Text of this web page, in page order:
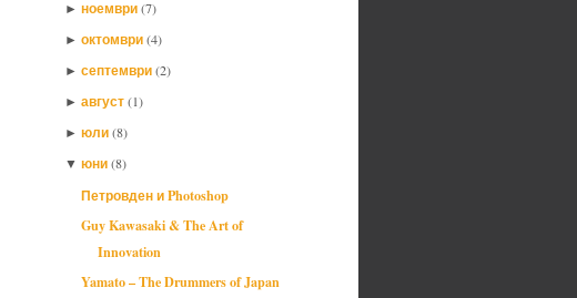
► ноември(7)
► октомври(4)
► септември(2)
► август(1)
► юли(8)
▼ юни(8)
Петровден и Photoshop
Guy Kawasaki & The Art of
Innovation
Yamato – The Drummers of Japan